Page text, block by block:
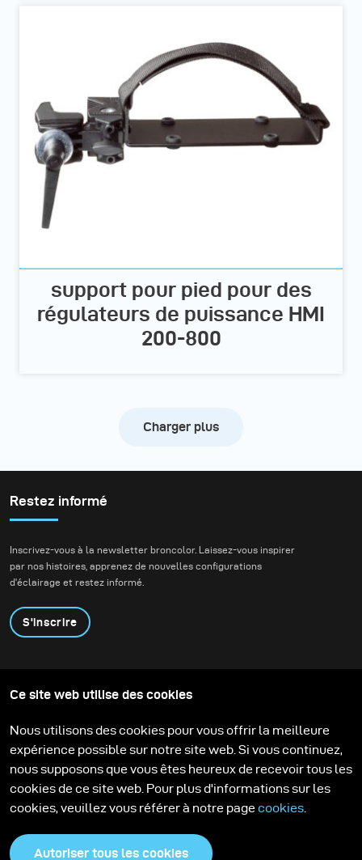
support pour pied pour des
régulateurs de puissance HMI
200-800
Charger plus
Restez informé
Inscrivez-vous à la newsletter broncolor. Laissez-vous inspirer
par nos histoires, apprenez de nouvelles configurations
d'éclairage et restez informé.
S'inscrire
Contactez-nous
Technologies
Support
Carrière
Media Center
Ce site web utilise des cookies
Nous utilisons des cookies pour vous offrir la meilleure
expérience possible sur notre site web. Si vous continuez,
nous supposons que vous êtes heureux de recevoir tous les
cookies de ce site web. Pour plus d'informations sur les
cookies, veuillez vous référer à notre page cookies
Autoriser tous les cookies